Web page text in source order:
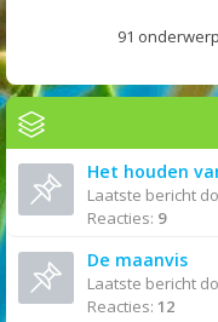
91
Het houden
Laatste bericht
Reacties: 9
De maanvis
Laatste bericht
Reacties: 12